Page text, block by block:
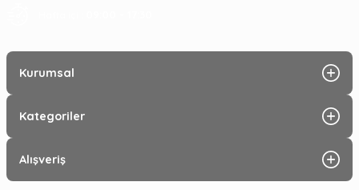
Kurumsal
Kategoriler
Alışveriş